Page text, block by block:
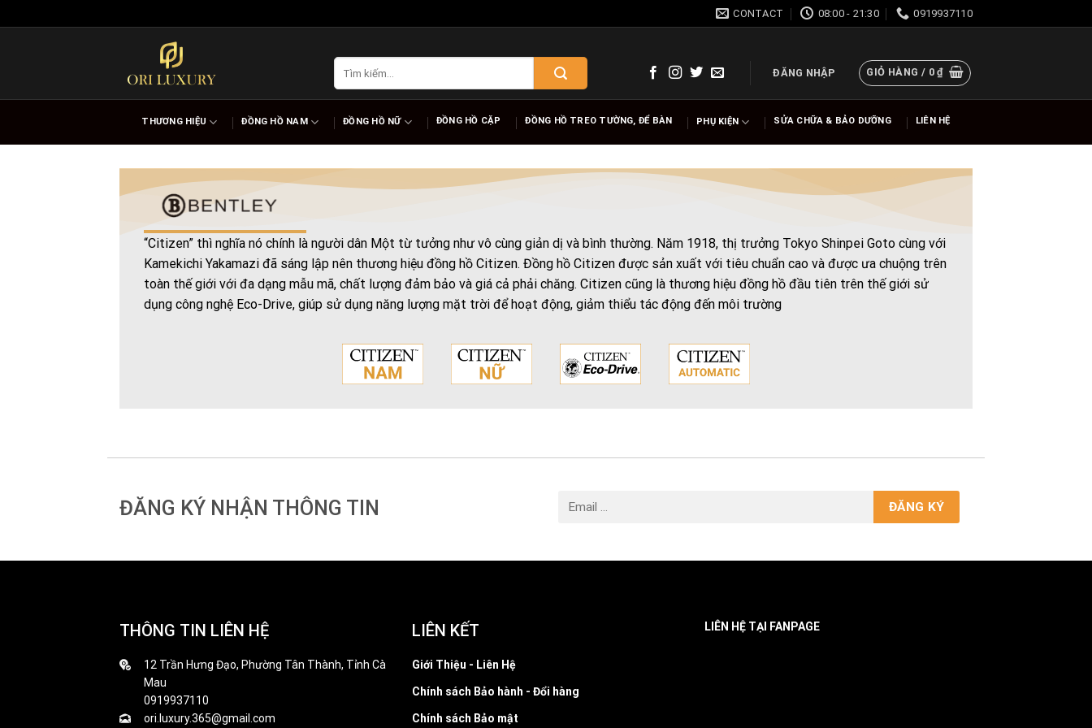
to
CONTACT 08:00 - 21:30 0919937110
ĐĂNG NHẬP GIỎ HÀNG / 0₫
THƯƠNG HIỆU ĐỒNG HỒ NAM ĐỒNG HỒ NỮ ĐỒNG HỒ CẶP ĐỒNG HỒ TREO TƯỜNG, ĐỂ BÀN PHỤ KIỆN SỬA CHỮA & BẢO DƯỠNG LIÊN HỆ
“Citizen” thì nghĩa nó chính là người dân Một từ tưởng như vô cùng giản dị và bình thường. Năm 1918, thị trưởng Tokyo Shinpei Goto cùng với
Kamekichi Yakamazi đã sáng lập nên thương hiệu đồng hồ Citizen. Đồng hồ Citizen được sản xuất với tiêu chuẩn cao và được ưa chuộng trên
toàn thế giới với đa dạng mẫu mã, chất lượng đảm bảo và giá cả phải chăng. Citizen cũng là thương hiệu đồng hồ đầu tiên trên thế giới sử
dụng công nghệ Eco-Drive, giúp sử dụng năng lượng mặt trời để hoạt động, giảm thiểu tác động đến môi trường
ĐĂNG KÝ NHẬN THÔNG TIN
THÔNG TIN LIÊN HỆ
12 Trần Hưng Đạo, Phường Tân Thành, Tỉnh Cà
Mau
0919937110
ori.luxury.365@gmail.com
LIÊN KẾT
Giới Thiệu - Liên Hệ
Chính sách Bảo hành - Đổi hàng
Chính sách Bảo mật
LIÊN HỆ TẠI FANPAGE